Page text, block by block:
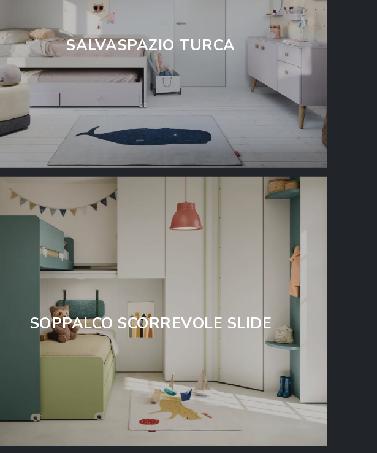
SALVASPAZIO TURCA
SOPPALCO SCORREVOLE SLIDE